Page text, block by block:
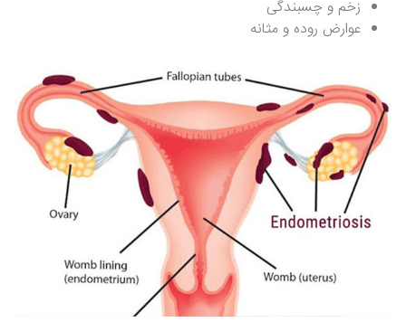
زخم و چسبندگی
عوارض روده و مثانه